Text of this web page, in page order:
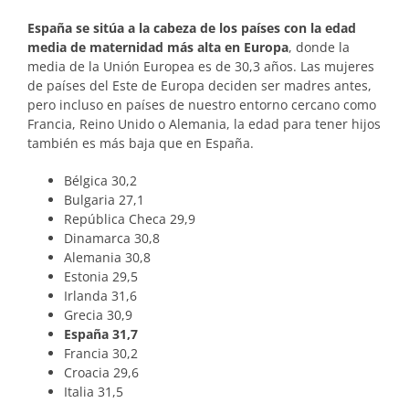
España se sitúa a la cabeza de los países con la edad
media de maternidad más alta en Europa, donde la
media de la Unión Europea es de 30,3 años. Las mujeres
de países del Este de Europa deciden ser madres antes,
pero incluso en países de nuestro entorno cercano como
Francia, Reino Unido o Alemania, la edad para tener hijos
también es más baja que en España.
Bélgica 30,2
Bulgaria 27,1
República Checa 29,9
Dinamarca 30,8
Alemania 30,8
Estonia 29,5
Irlanda 31,6
Grecia 30,9
España 31,7
Francia 30,2
Croacia 29,6
Italia 31,5